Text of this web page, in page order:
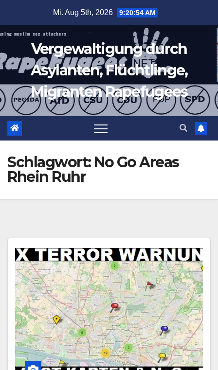
springen
Mi. Aug 5th, 2026 9:20:54 AM
Vergewaltigung durch
Asylanten, Flüchtlinge,
Migranten Rapefugees
Schlagwort: No Go Areas
Rhein Ruhr